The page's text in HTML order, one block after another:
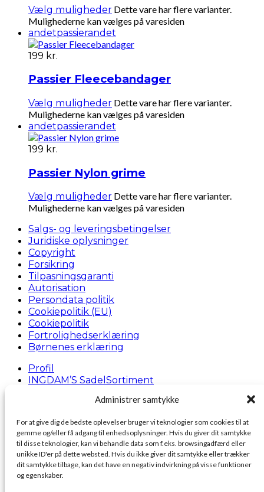
Administrer samtykke
For at give dig de bedste oplevelser bruger vi teknologier som cookies til at
gemme og/eller få adgang til enhedsoplysninger. Hvis du giver dit samtykke
til disse teknologier, kan vi behandle data som f.eks. browsingadfærd eller
unikke ID'er på dette websted. Hvis du ikke giver dit samtykke eller trækker
dit samtykke tilbage, kan det have en negativ indvirkning på visse funktioner
og egenskaber.
Vælg muligheder Dette vare har flere varianter.
Mulighederne kan vælges på varesiden
andetpassierandet
199 kr.
Passier Fleecebandager
Vælg muligheder Dette vare har flere varianter.
Mulighederne kan vælges på varesiden
andetpassierandet
199 kr.
Passier Nylon grime
Vælg muligheder Dette vare har flere varianter.
Mulighederne kan vælges på varesiden
Salgs- og leveringsbetingelser
Juridiske oplysninger
Copyright
Forsikring
Tilpasningsgaranti
Autorisation
Persondata politik
Cookiepolitik (EU)
Cookiepolitik
Fortrolighedserklæring
Børnenes erklæring
Profil
INGDAM’S SadelSortiment
Kontakt
Besøg INGDAM’s
Hvem er vi
Finansiering